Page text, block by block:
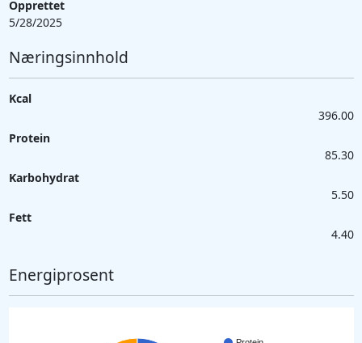
Opprettet
5/28/2025
Næringsinnhold
Kcal
396.00
Protein
85.30
Karbohydrat
5.50
Fett
4.40
Energiprosent